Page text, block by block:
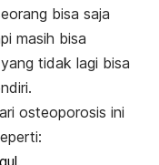
bisa saja
masih bisa
tidak lagi bisa
osteoporosis ini